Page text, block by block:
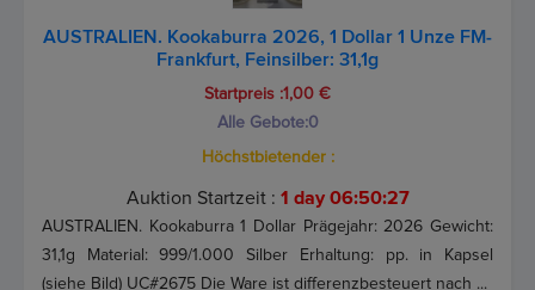
AUSTRALIEN. Kookaburra 2026, 1 Dollar 1 Unze FM-
Frankfurt, Feinsilber: 31,1g
Startpreis :1,00 €
Alle Gebote:0
Höchstbietender :
Auktion Startzeit : 1 day 06:50:26
AUSTRALIEN. Kookaburra 1 Dollar Prägejahr: 2026 Gewicht:
31,1g Material: 999/1.000 Silber Erhaltung: pp. in Kapsel
(siehe Bild) UC#2675 Die Ware ist differenzbesteuert nach ...